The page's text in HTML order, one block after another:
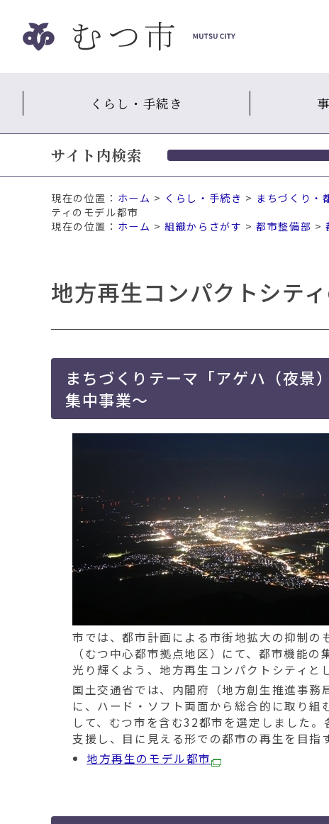
ッ
くらし・手続き
サイト内検索
現在の位置： ホーム > くらし・手続き > まちづくり・
ティのモデル都市
ホーム >組織からさがす >都市整備部 >
地方再生コンパクトシテ
まちづくりテーマ「アゲハ（夜景
集中事業～
市では、都市計画による市街地拡大の抑制
（むつ中心都市拠点地区）にて、都市機能
光り輝くよう、地方再生コンパクトシティと
国土交通省では、内閣府（地方創生推進事
に、ハード・ソフト両面から総合的に取り
して、むつ市を含む32都市を選定しました
支援し、目に見える形での都市の再生を目指
地方再生のモデル都市